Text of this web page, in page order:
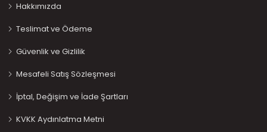
Hakkımızda
Teslimat ve Ödeme
Güvenlik ve Gizlilik
Mesafeli Satış Sözleşmesi
İptal, Değişim ve İade Şartları
KVKK Aydınlatma Metni